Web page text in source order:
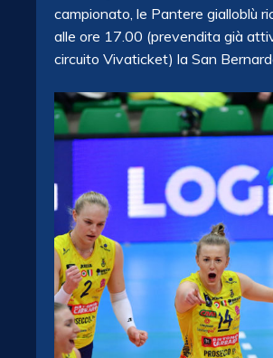
campionato, le Pantere gialloblù
alle ore 17.00 (prevendita già
circuito Vivaticket) la San